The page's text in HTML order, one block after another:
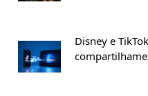
Disney e